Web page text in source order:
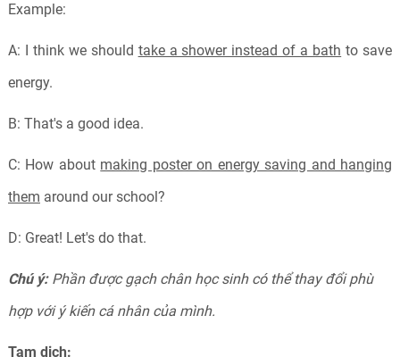
Example:
A: I think we should take a shower instead of a bath to save
energy.
B: That's a good idea.
C: How about making poster on energy saving and hanging
them around our school?
D: Great! Let's do that.
Chú ý:Phần được gạch chân học sinh có thể thay đổi phù
hợp với ý kiến cá nhân của mình.
Tạm dịch: